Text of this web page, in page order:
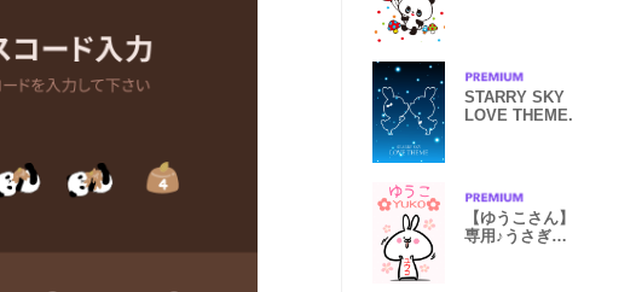
STARRY SKY
LOVE THEME.
【ゆうこさん】
専用♪うさぎの